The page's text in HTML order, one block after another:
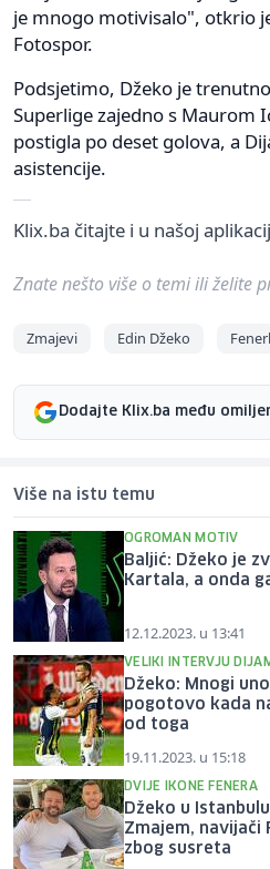
je mnogo motivisalo", otkrio
Fotospor.
Podsjetimo, Džeko je
Superlige zajedno s Maurom
postigla po deset golova, a
asistencije.
Klix.ba čitajte i u našoj
Znate nešto više o temi ili želite
Zmajevi Edin Džeko
Dodajte Klix.ba među
Više na istu temu
OGROMAN MOTIV
Baljić: Džeko je
Kartala, a onda
12.12.2023. u 13:41
VELIKI INTERVJU
Džeko: Mnogi
pogotovo kada
od toga
19.11.2023. u 15:18
DVIJE IKONE FENERA
Džeko u
Zmajem, navijači
zbog susreta